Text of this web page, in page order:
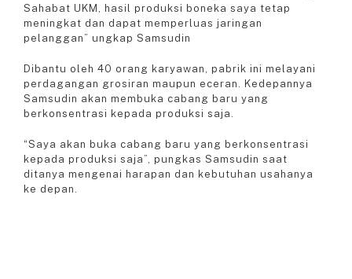
Sahabat UKM, hasil produksi boneka saya tetap
meningkat dan dapat memperluas jaringan
pelanggan” ungkap Samsudin
Dibantu oleh 40 orang karyawan, pabrik ini melayani
perdagangan grosiran maupun eceran. Kedepannya
Samsudin akan membuka cabang baru yang
berkonsentrasi kepada produksi saja.
“Saya akan buka cabang baru yang berkonsentrasi
kepada produksi saja”, pungkas Samsudin saat
ditanya mengenai harapan dan kebutuhan usahanya
ke depan.